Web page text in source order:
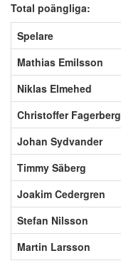
Total poängliga:
Spelare
Mathias Emilsson
Niklas Elmehed
Christoffer Fagerberg
Johan Sydvander
Timmy Säberg
Joakim Cedergren
Stefan Nilsson
Martin Larsson